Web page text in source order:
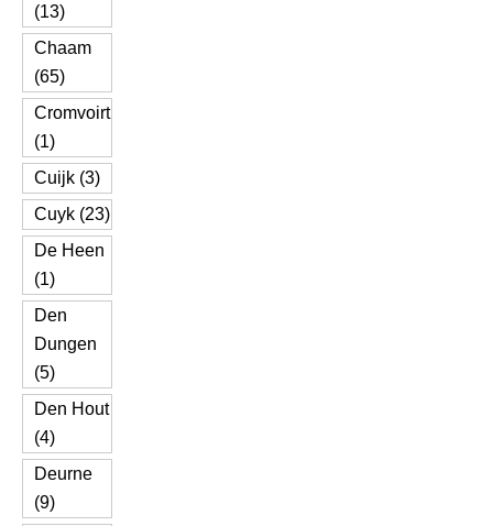
(13)
Chaam
(65)
Cromvoirt
(1)
Cuijk (3)
Cuyk (23)
De Heen
(1)
Den
Dungen
(5)
Den Hout
(4)
Deurne
(9)